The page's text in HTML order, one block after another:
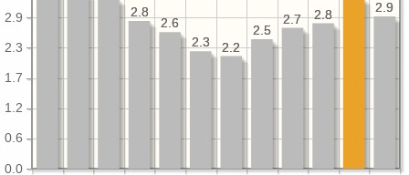
0.0
0.6
1.2
1.7
2.3
2.9
2.9
2.8
2.7
2.5
2.2
2.3
2.6
2.8
2.9
2.8
2.7
2.5
2.2
2.3
2.6
2.8